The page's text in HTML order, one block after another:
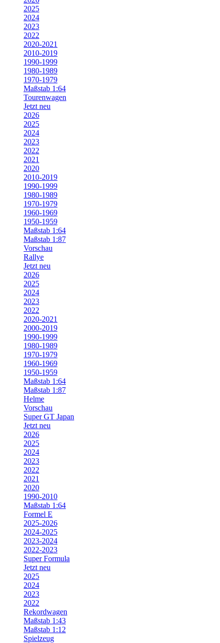
2025
2024
2023
2022
2020-2021
2010-2019
1990-1999
1980-1989
1970-1979
Maßstab 1:64
Tourenwagen
Jetzt neu
2026
2025
2024
2023
2022
2021
2020
2010-2019
1990-1999
1980-1989
1970-1979
1960-1969
1950-1959
Maßstab 1:64
Maßstab 1:87
Vorschau
Rallye
Jetzt neu
2026
2025
2024
2023
2022
2020-2021
2000-2019
1990-1999
1980-1989
1970-1979
1960-1969
1950-1959
Maßstab 1:64
Maßstab 1:87
Helme
Vorschau
Super GT Japan
Jetzt neu
2026
2025
2024
2023
2022
2021
2020
1990-2010
Maßstab 1:64
Formel E
2025-2026
2024-2025
2023-2024
2022-2023
Super Formula
Jetzt neu
2025
2024
2023
2022
Rekordwagen
Maßstab 1:43
Maßstab 1:12
Spielzeug